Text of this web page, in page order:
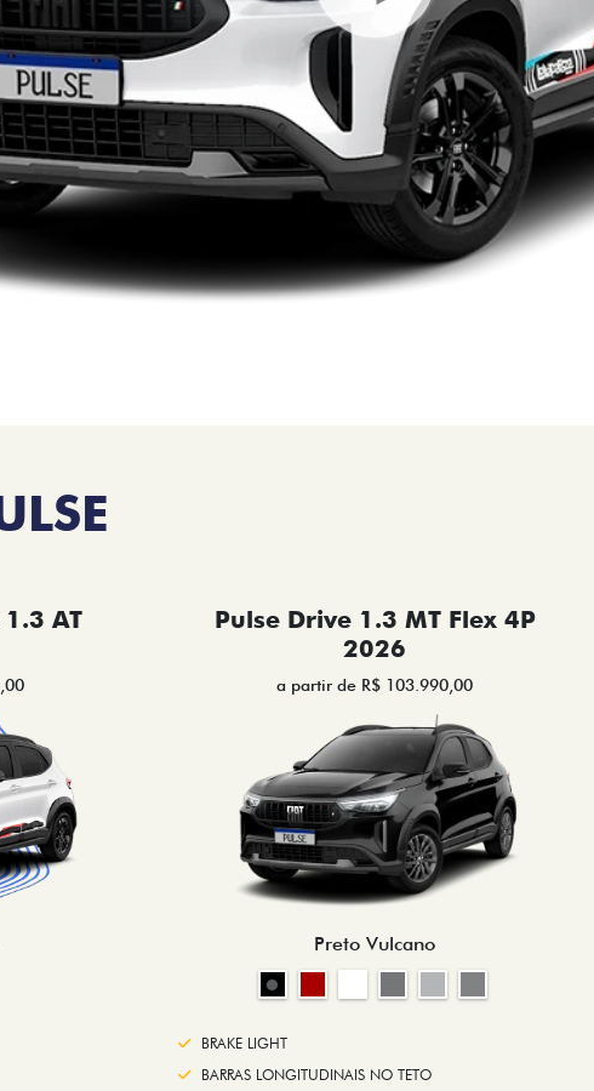
AT
Pulse Drive 1.3 MT Flex 4P
2026
a partir de R$ 103.990,00
Preto Vulcano
BRAKE LIGHT
BARRAS LONGITUDINAIS NO TETO